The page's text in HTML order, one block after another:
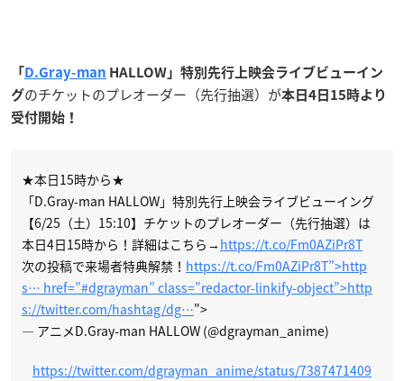
「D.Gray-man HALLOW」特別先行上映会ライブビューイン
グのチケットのプレオーダー（先行抽選）が本日4日15時より
受付開始！
★本日15時から★
「D.Gray-man HALLOW」特別先行上映会ライブビューイング
【6/25（土）15:10】チケットのプレオーダー（先行抽選）は
本日4日15時から！詳細はこちら→ https://t.co/Fm0AZiPr8T
次の投稿で来場者特典解禁！ https://t.co/Fm0AZiPr8T”>http
s… href=”#dgrayman” class=”redactor-linkify-object”>http
s://twitter.com/hashtag/dg…">
— アニメD.Gray-man HALLOW (@dgrayman_anime)
https://twitter.com/dgrayman_anime/status/7387471409